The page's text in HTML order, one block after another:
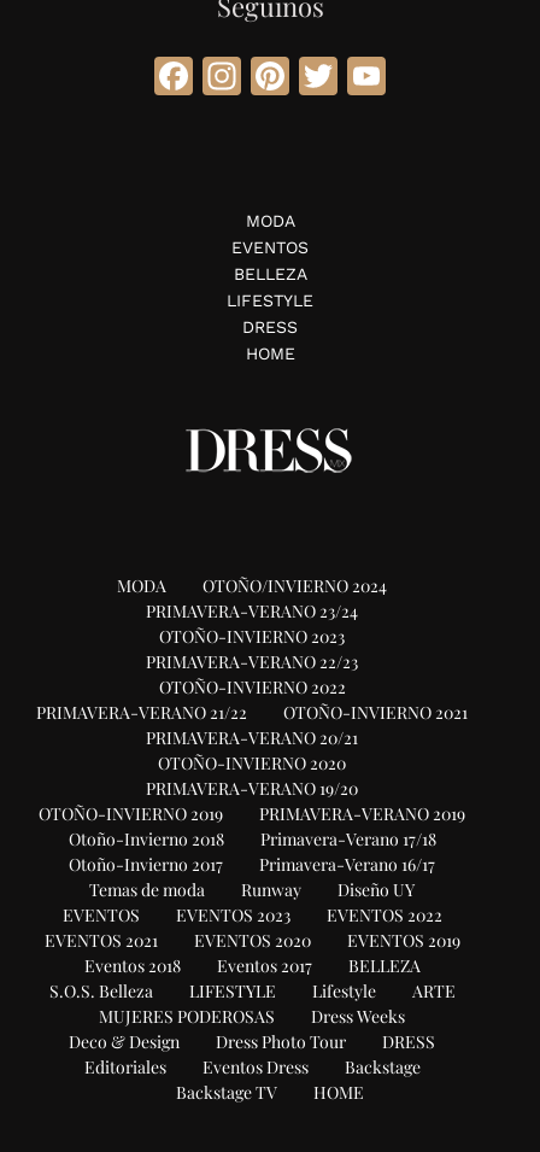
Facebook
Instagram
Pinterest
Twitter
MODA
EVENTOS
BELLEZA
LIFESTYLE
DRESS
HOME
MODA
OTOÑO/INVIERNO 2024
PRIMAVERA-VERANO 23/24
OTOÑO-INVIERNO 2023
PRIMAVERA-VERANO 22/23
OTOÑO-INVIERNO 2022
PRIMAVERA-VERANO 21/22
OTOÑO-INVIERNO 2021
PRIMAVERA-VERANO 20/21
OTOÑO-INVIERNO 2020
PRIMAVERA-VERANO 19/20
OTOÑO-INVIERNO 2019
PRIMAVERA-VERANO 2019
Otoño-Invierno 2018
Primavera-Verano 17/18
Otoño-Invierno 2017
Primavera-Verano 16/17
Temas de moda
Runway
Diseño UY
EVENTOS
EVENTOS 2023
EVENTOS 2022
EVENTOS 2021
EVENTOS 2020
EVENTOS 2019
Eventos 2018
Eventos 2017
BELLEZA
S.O.S. Belleza
LIFESTYLE Lifestyle
ARTE
MUJERES PODEROSAS
Dress Weeks
Deco & Design
Dress Photo Tour
DRESS
Editoriales
Eventos Dress
Backstage
Backstage TV
HOME